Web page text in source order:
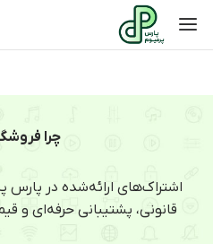
چرا
اشتراک‌های ارائه‌شده در
قانونی، پشتیبانی حرفه‌ای و